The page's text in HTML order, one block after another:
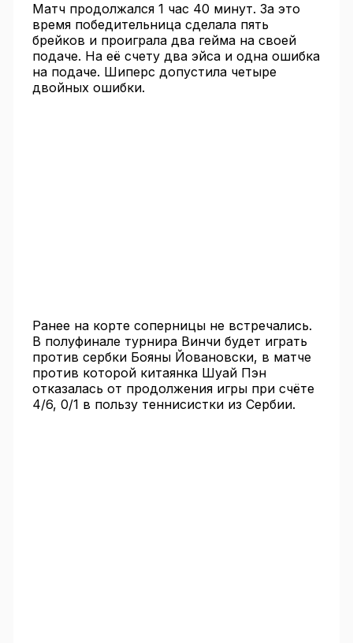
Матч продолжался 1 час 40 минут. За это
время победительница сделала пять
брейков и проиграла два гейма на своей
подаче. На её счету два эйса и одна ошибка
на подаче. Шиперс допустила четыре
двойных ошибки.
Ранее на корте соперницы не встречались.
В полуфинале турнира Винчи будет играть
против сербки Бояны Йовановски, в матче
против которой китаянка Шуай Пэн
отказалась от продолжения игры при счёте
4/6, 0/1 в пользу теннисистки из Сербии.